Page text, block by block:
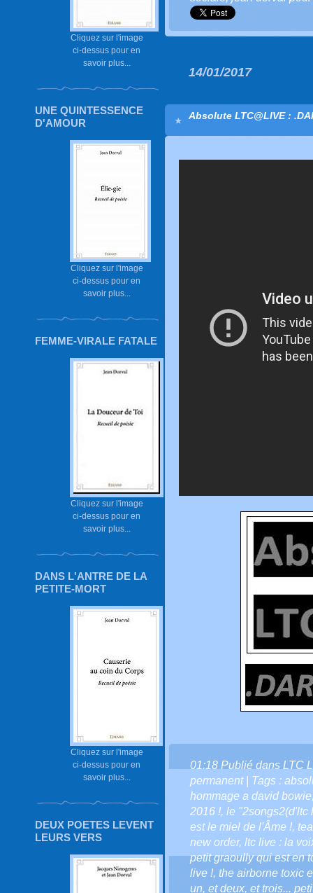
Cliquez sur l'image
ci-dessus pour en
savoir plus...
UNE QUINTESSENCE
D'AMOUR
Cliquez sur l'image
ci-dessus pour en
savoir plus...
FEMME-VIRALE FATALE
Cliquez sur l'image
ci-dessus pour en
savoir plus...
DANS L'ANTRE DE LA
PETITE-MORT
Cliquez sur l'image
ci-dessus pour en
savoir plus...
DEUX POETES LEVENT
LEURS VERS
14/01/2017
Absolute LTC@LIVE :
01:18 Publié dans LTC
permanent| Tags :
hommage a david bowie
2016 !, le "2songs2(d'ltc
est le miel de l'Âme !,
new order, ltc live : la
petit graoully qui est en
live !, the airborne toxic
un, et deux, et trois...